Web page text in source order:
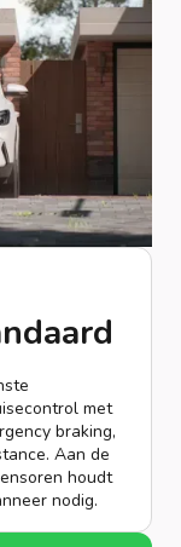
met
braking,
Aan de
houdt
nodig.